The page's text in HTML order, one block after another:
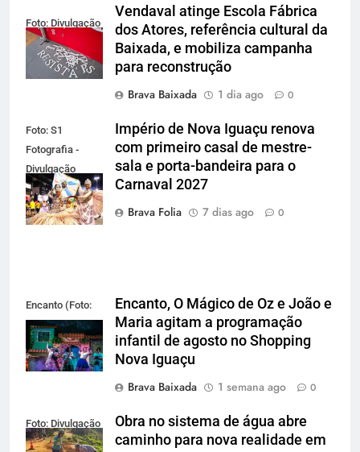
Foto: Divulgação
Vendaval atinge Escola Fábrica
dos Atores, referência cultural da
Baixada, e mobiliza campanha
para reconstrução
Brava Baixada
1 dia ago 0
Foto: S1
Fotografia -
Divulgação
Gardel
Assessoria
Império de Nova Iguaçu renova
com primeiro casal de mestre-
sala e porta-bandeira para o
Carnaval 2027
Brava Folia
7 dias ago 0
Encanto (Foto:
Divulgação)
Encanto, O Mágico de Oz e João e
Maria agitam a programação
infantil de agosto no Shopping
Nova Iguaçu
Brava Baixada
1 semana ago 0
Foto: Divulgação
Obra no sistema de água abre
caminho para nova realidade em